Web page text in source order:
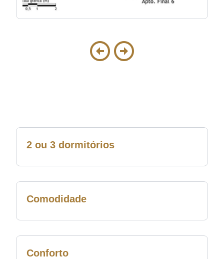
2 ou 3 dormitórios
Comodidade
Conforto